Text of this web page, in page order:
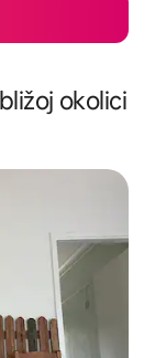
okolici
gosti”